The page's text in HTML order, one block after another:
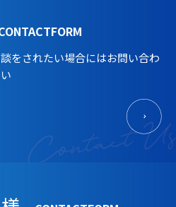
をされたい場合にはお問い合わ